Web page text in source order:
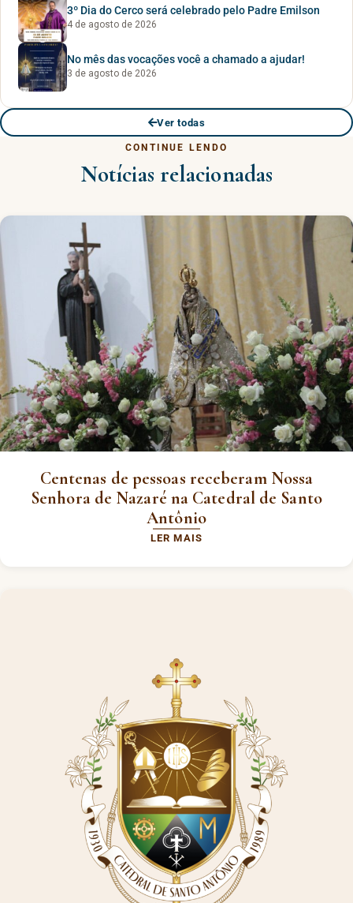
3º Dia do Cerco será celebrado pelo Padre Emilson
4 de agosto de 2026
No mês das vocações você a chamado a ajudar!
3 de agosto de 2026
Ver todas
CONTINUE LENDO
Notícias relacionadas
Centenas de pessoas receberam Nossa
Senhora de Nazaré na Catedral de Santo
Antônio
LER MAIS